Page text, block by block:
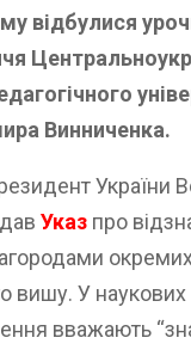
відбулися
Винниченка.
України
Указ про
окремих
вишу. У наукових
вважають